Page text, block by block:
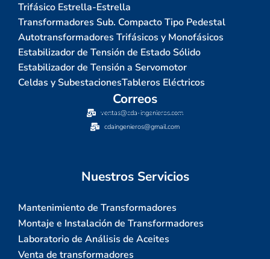
Trifásico Estrella-Estrella
Transformadores Sub. Compacto Tipo Pedestal
Autotransformadores Trifásicos y Monofásicos
Estabilizador de Tensión de Estado Sólido
Estabilizador de Tensión a Servomotor
Celdas y SubestacionesTableros Eléctricos
Correos
ventas@cda-ingenieros.com
cdaingenieros@gmail.com
Nuestros Servicios
Mantenimiento de Transformadores
Montaje e Instalación de Transformadores
Laboratorio de Análisis de Aceites
Venta de transformadores